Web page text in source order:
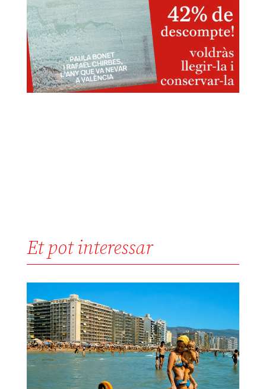
Et pot interessar